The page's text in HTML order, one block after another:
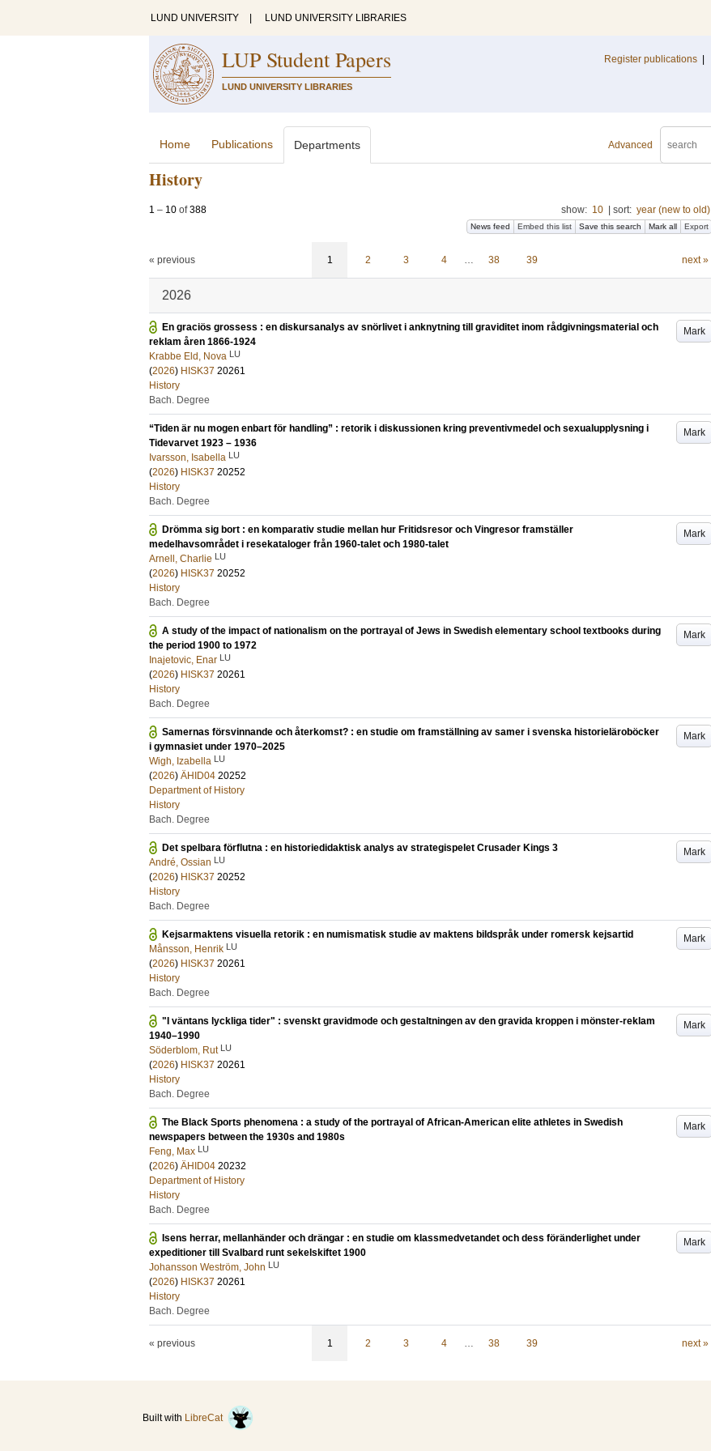
LUND UNIVERSITY LUND UNIVERSITY LIBRARIES
LUP Student Papers
LUND UNIVERSITY LIBRARIES
Register publications
Advanced
Home Publications Departments
History
1 – 10 of388 show: 10 sort: year (new to old)
News feed Embed this list Save this search Mark all Export
« previous 1 2 3 4 … 38 39 next »
2026
Mark
En graciös grossess : en diskursanalys av snörlivet i anknytning till graviditet inom rådgivningsmaterial och
reklam åren 1866-1924
Krabbe Eld, Nova LU
(2026) HISK37 20261
History
Bach. Degree
Mark
“Tiden är nu mogen enbart för handling” : retorik i diskussionen kring preventivmedel och sexualupplysning i
Tidevarvet 1923 – 1936
Ivarsson, Isabella LU
(2026) HISK37 20252
History
Bach. Degree
Mark
Drömma sig bort : en komparativ studie mellan hur Fritidsresor och Vingresor framställer
medelhavsområdet i resekataloger från 1960-talet och 1980-talet
Arnell, Charlie LU
(2026) HISK37 20252
History
Bach. Degree
Mark
A study of the impact of nationalism on the portrayal of Jews in Swedish elementary school textbooks during
the period 1900 to 1972
Inajetovic, Enar LU
(2026) HISK37 20261
History
Bach. Degree
Mark
Samernas försvinnande och återkomst? : en studie om framställning av samer i svenska historieläroböcker
i gymnasiet under 1970–2025
Wigh, Izabella LU
(2026) ÄHID04 20252
Department of History
History
Bach. Degree
Mark
Det spelbara förflutna : en historiedidaktisk analys av strategispelet Crusader Kings 3
André, Ossian LU
(2026) HISK37 20252
History
Bach. Degree
Mark
Kejsarmaktens visuella retorik : en numismatisk studie av maktens bildspråk under romersk kejsartid
Månsson, Henrik LU
(2026) HISK37 20261
History
Bach. Degree
Mark
"I väntans lyckliga tider" : svenskt gravidmode och gestaltningen av den gravida kroppen i mönster-reklam
1940–1990
Söderblom, Rut LU
(2026) HISK37 20261
History
Bach. Degree
Mark
The Black Sports phenomena : a study of the portrayal of African-American elite athletes in Swedish
newspapers between the 1930s and 1980s
Feng, Max LU
(2026) ÄHID04 20232
Department of History
History
Bach. Degree
Mark
Isens herrar, mellanhänder och drängar : en studie om klassmedvetandet och dess föränderlighet under
expeditioner till Svalbard runt sekelskiftet 1900
Johansson Weström, John LU
(2026) HISK37 20261
History
Bach. Degree
« previous 1 2 3 4 … 38 39 next »
Built with LibreCat